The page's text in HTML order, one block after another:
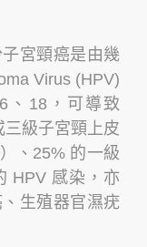
宮頸癌是由幾
Virus (HPV)
、18，可導致
級子宮頸上皮
、25% 的一級
HPV 感染，亦
生殖器官濕疣